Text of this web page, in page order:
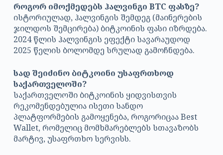
როგორ იმოქმედებს ჰალვინგი BTC ფასზე?
ისტორიულად, ჰალვინგის შემდეგ (მაინერების
ჯილდოს შემცირება) ბიტკოინის ფასი იზრდება.
2024 წლის ჰალვინგის ეფექტი სავარაუდოდ
2025 წელის ბოლომდე სრულად გამოჩნდება.
სად შეიძინო ბიტკოინი უსაფრთხოდ
საქართველოში?
საქართველოში ბიტკოინის ყიდვისთვის
რეკომენდებულია ისეთი სანდო
პლატფორმების გამოყენება, როგორიცაა Best
Wallet, რომელიც მომხმარებლებს სთავაზობს
მარტივ, უსაფრთხო სერვისს.